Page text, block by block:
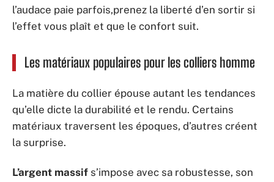
l’audace paie parfois,prenez la liberté d’en sortir si
l’effet vous plaît et que le confort suit.
Les matériaux populaires pour les colliers homme
La matière du collier épouse autant les tendances
qu’elle dicte la durabilité et le rendu. Certains
matériaux traversent les époques, d’autres créent
la surprise.
L’argent massif s’impose avec sa robustesse, son